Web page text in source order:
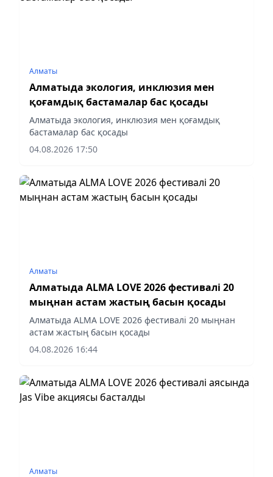
Алматы
Алматыда экология, инклюзия мен
қоғамдық бастамалар бас қосады
Алматыда экология, инклюзия мен қоғамдық
бастамалар бас қосады
04.08.2026 17:50
Алматы
Алматыда ALMA LOVE 2026 фестивалі 20
мыңнан астам жастың басын қосады
Алматыда ALMA LOVE 2026 фестивалі 20 мыңнан
астам жастың басын қосады
04.08.2026 16:44
Алматы